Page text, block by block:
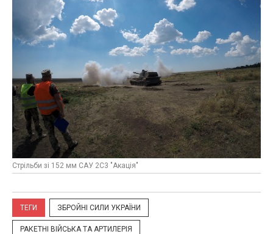
Стрільби зі 152 мм САУ 2С3 "Акація"
ТЕГИ ЗБРОЙНІ СИЛИ УКРАЇНИ
РАКЕТНІ ВІЙСЬКА ТА АРТИЛЕРІЯ